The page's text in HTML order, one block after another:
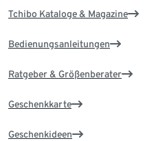
Tchibo Kataloge & Magazine
Bedienungsanleitungen
Ratgeber & Größenberater
Geschenkkarte
Geschenkideen